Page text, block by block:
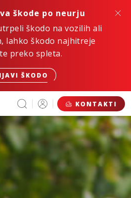
škode po neurju
škodo na vozilih ali
lahko škodo najhitreje
preko spleta.
ŠKODO
KONTAKTI